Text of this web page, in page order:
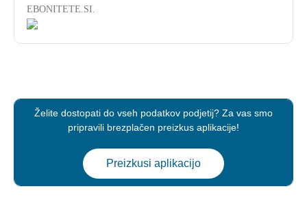
EBONITETE.SI.
Želite dostopati do vseh podatkov podjetij? Za vas smo
pripravili brezplačen preizkus aplikacije!
Preizkusi aplikacijo